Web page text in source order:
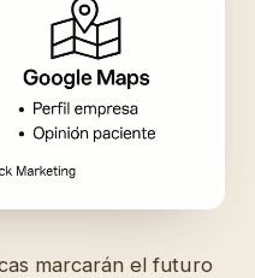
marcarán el futuro